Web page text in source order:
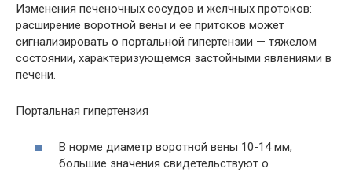
Изменения печеночных сосудов и желчных протоков:
расширение воротной вены и ее притоков может
сигнализировать о портальной гипертензии — тяжелом
состоянии, характеризующемся застойными явлениями в
печени.
Портальная гипертензия
В норме диаметр воротной вены 10-14 мм,
большие значения свидетельствуют о